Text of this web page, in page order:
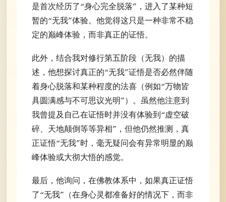
是首次经历了“身心完全脱落”，进入了某种短
暂的“无我”体验。他觉得这只是一种非常不稳
定的巅峰体验，而非真正的证悟。
此外，结合我对修行第五阶段（无我）的描
述，他想探讨真正的“无我”证悟是否必然伴随
着身心脱落和某种程度的法喜（例如“万物皆
具圆满感与不可思议光明”）。虽然他注意到
我曾提及自己在证悟时并没有体验到“虚空破
碎、天地颠倒等等异相”，但他仍然推测，真
正证悟“无我”时，毫无疑问会有异常明显的巅
峰体验或大彻大悟的感觉。
最后，他询问，在佛教体系中，如果真正证悟
了“无我”（在身心灵都准备好的情况下，而非